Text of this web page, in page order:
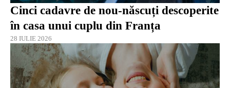
Cinci cadavre de nou-născuți descoperite
în casa unui cuplu din Franța
28 IULIE 2026